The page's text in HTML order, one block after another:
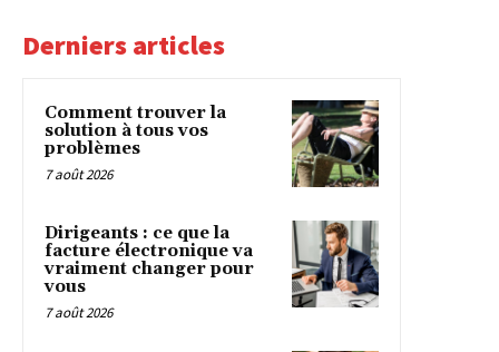
Derniers articles
Comment trouver la
solution à tous vos
problèmes
7 août 2026
Dirigeants : ce que la
facture électronique va
vraiment changer pour
vous
7 août 2026